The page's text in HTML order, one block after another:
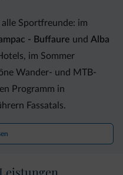
alle Sportfreunde: im
- Buffaure und Alba
im Sommer
Wander- und MTB-
Programm in
Fassatals.
Bergstil und
Safe und